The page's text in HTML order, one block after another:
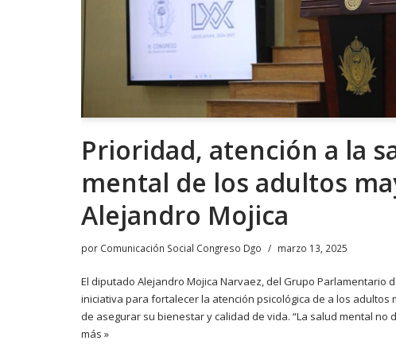
Prioridad, atención a la
mental de los adultos
Alejandro Mojica
por Comunicación Social Congreso Dgo marzo 13, 2025
El diputado Alejandro Mojica Narvaez, del Grupo Parlamentario
iniciativa para fortalecer la atención psicológica de a los adultos
de asegurar su bienestar y calidad de vida. “La salud mental no
más »